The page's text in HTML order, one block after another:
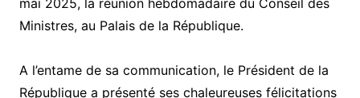
mai 2025, la réunion hebdomadaire du Conseil des
Ministres, au Palais de la République.
A l’entame de sa communication, le Président de la
République a présenté ses chaleureuses félicitations